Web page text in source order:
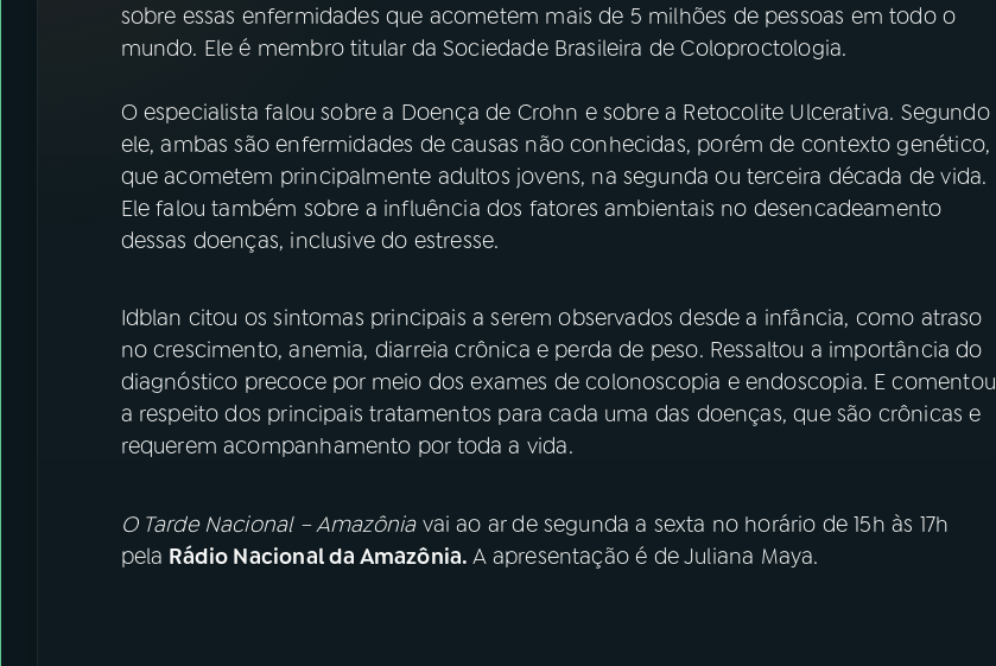
YouTube Facebook
sobre essas enfermidades que acometem mais de 5 milhões de pessoas em todo o
mundo. Ele é membro titular da Sociedade Brasileira de Coloproctologia.
O especialista falou sobre a Doença de Crohn e sobre a Retocolite Ulcerativa. Segundo
ele, ambas são enfermidades de causas não conhecidas, porém de contexto genético,
que acometem principalmente adultos jovens, na segunda ou terceira década de vida.
Ele falou também sobre a influência dos fatores ambientais no desencadeamento
dessas doenças, inclusive do estresse.
Idblan citou os sintomas principais a serem observados desde a infância, como atraso
no crescimento, anemia, diarreia crônica e perda de peso. Ressaltou a importância do
diagnóstico precoce por meio dos exames de colonoscopia e endoscopia. E comentou
a respeito dos principais tratamentos para cada uma das doenças, que são crônicas e
requerem acompanhamento por toda a vida.
O Tarde Nacional – Amazôniavai ao ar de segunda a sexta no horário de 15h às 17h
pela Rádio Nacional da Amazônia. A apresentação é de Juliana Maya.